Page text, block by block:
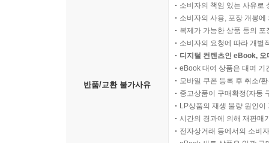
반품/교환 불가사유
소비자의 책임 있는 사유로
소비자의 사용, 포장 개봉
복제가 가능한 상품 등의
소비자의 요청에 따라 개별
디지털 컨텐츠인 eBook,
eBook 대여 상품은 대여 기
모바일 쿠폰 등록 후 취소/
중고상품이 구매확정(자동
LP상품의 재생 불량 원인
시간의 경과에 의해 재판매
전자상거래 등에서의 소비